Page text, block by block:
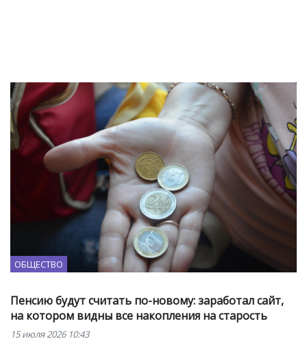
ОБЩЕСТВО
Пенсию будут считать по-новому: заработал сайт,
на котором видны все накопления на старость
15 июля 2026 10:43